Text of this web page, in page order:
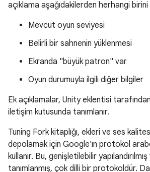
açıklama aşağıdakilerden herhangi
Mevcut oyun seviyesi
Belirli bir sahnenin yüklenmesi
Ekranda "büyük patron" var
Oyun durumuyla ilgili diğer bilgiler
Ek açıklamalar, Unity eklentisi
iletişim kutusunda tanımlanır.
Tuning Fork kitaplığı, ekleri ve ses
depolamak için Google'ın protokol
kullanır. Bu, genişletilebilir
tanımlanmış, çok dilli bir protokoldür.